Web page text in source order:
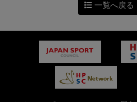
一覧へ戻る